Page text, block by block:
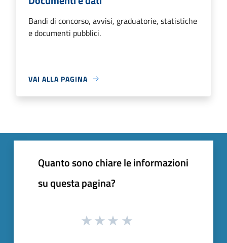
Bandi di concorso, avvisi, graduatorie, statistiche
e documenti pubblici.
VAI ALLA PAGINA
Quanto sono chiare le informazioni
su questa pagina?